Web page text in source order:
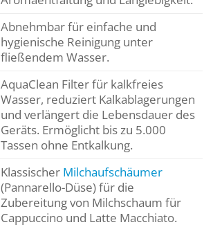
Abnehmbar für einfache und
hygienische Reinigung unter
fließendem Wasser.
AquaClean Filter für kalkfreies
Wasser, reduziert Kalkablagerungen
und verlängert die Lebensdauer des
Geräts. Ermöglicht bis zu 5.000
Tassen ohne Entkalkung.
Klassischer Milchaufschäumer
(Pannarello-Düse) für die
Zubereitung von Milchschaum für
Cappuccino und Latte Macchiato.